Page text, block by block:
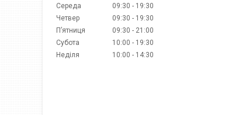
Середа 09:30
19:30
Четвер
09:30
19:30
Пʼятниця
09:30
21:00
Субота
10:00
19:30
Неділя
10:00 14:30